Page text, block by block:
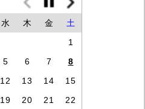
水 木 金
土
1
5 6 7
8
12 13 14
15
19 20 21
22